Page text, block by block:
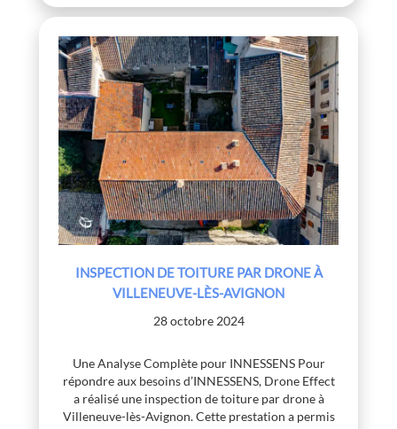
INSPECTION DE TOITURE PAR DRONE À
VILLENEUVE-LÈS-AVIGNON
28 octobre 2024
Une Analyse Complète pour INNESSENS Pour
répondre aux besoins d’INNESSENS, Drone Effect
a réalisé une inspection de toiture par drone à
Villeneuve-lès-Avignon. Cette prestation a permis